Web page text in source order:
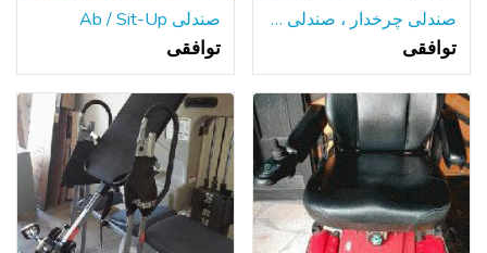
صندلی چرخدار ، صندلی دوش
توافقی
صندلی Ab / Sit-Up
توافقی